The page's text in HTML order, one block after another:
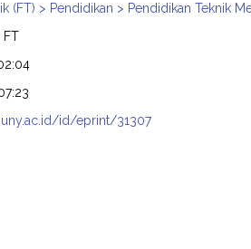
(FT) > Pendidikan > Pendidikan Teknik
FT
id/eprint/31307